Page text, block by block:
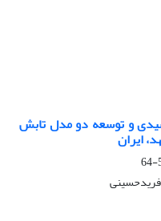
و توسعه دو مدل تابش
ایران
فریدحسینی